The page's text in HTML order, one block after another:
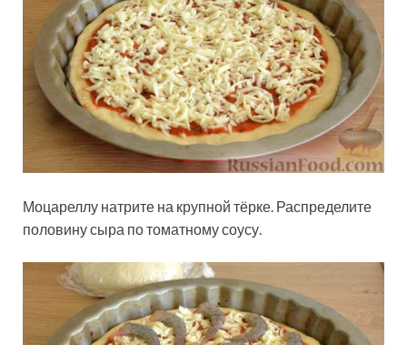
Моцареллу натрите на крупной тёрке. Распределите
половину сыра по томатному соусу.